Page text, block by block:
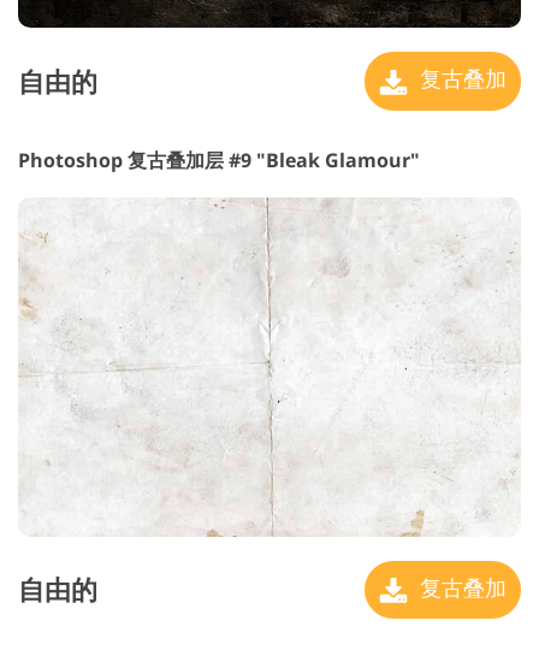
自由的 复古叠加
Photoshop 复古叠加层 #9 "Bleak Glamour"
自由的 复古叠加